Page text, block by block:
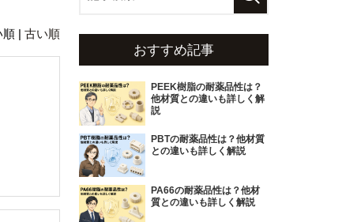
順 | 古い順
おすすめ記事
PEEK樹脂の耐薬品性は？
他材質との違いも詳しく解
説
PBTの耐薬品性は？他材質
との違いも詳しく解説
PA66の耐薬品性は？他材
質との違いも詳しく解説